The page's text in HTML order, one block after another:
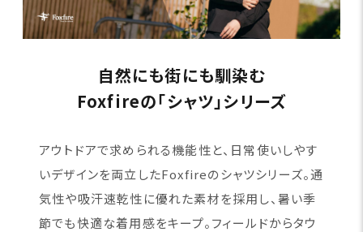
自然にも街にも馴染む
Foxfireの「シャツ」シリーズ
アウトドアで求められる機能性と、日常使いしやす
いデザインを両立したFoxfireのシャツシリーズ。通
気性や吸汗速乾性に優れた素材を採用し、暑い季
節でも快適な着用感をキープ。フィールドからタウ